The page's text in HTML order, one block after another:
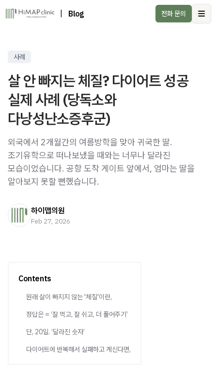
Blog 전화 문의
사례
살 안 빠지는 체질? 다이어트 성공
실제 사례 (당독소와
다낭성난소증후군)
외국에서 2개월간의 여름방학을 맞아 귀국한 딸.
조기유학으로 떠나보냈을 때와는 너무나 달라진
모습이었습니다. 공항 도착 게이트 앞에서, 엄마는 딸을
알아보지 못할 뻔했습니다.
하이맵의원
Feb 27, 2026
Contents
원래 살이 빠지지 않는 '체질'이란,
정답은 = ‘잘 먹고, 잘 쉬고, 더 풀어주기’
단, 20일. ‘달라진 숫자’
다이어트에 반복해서 실패하고 계신다면,